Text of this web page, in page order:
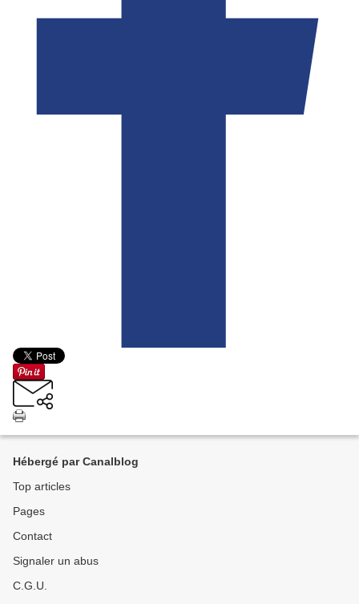
Hébergé par Canalblog
Top articles
Pages
Contact
Signaler un abus
C.G.U.